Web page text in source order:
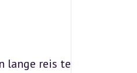
lange reis te